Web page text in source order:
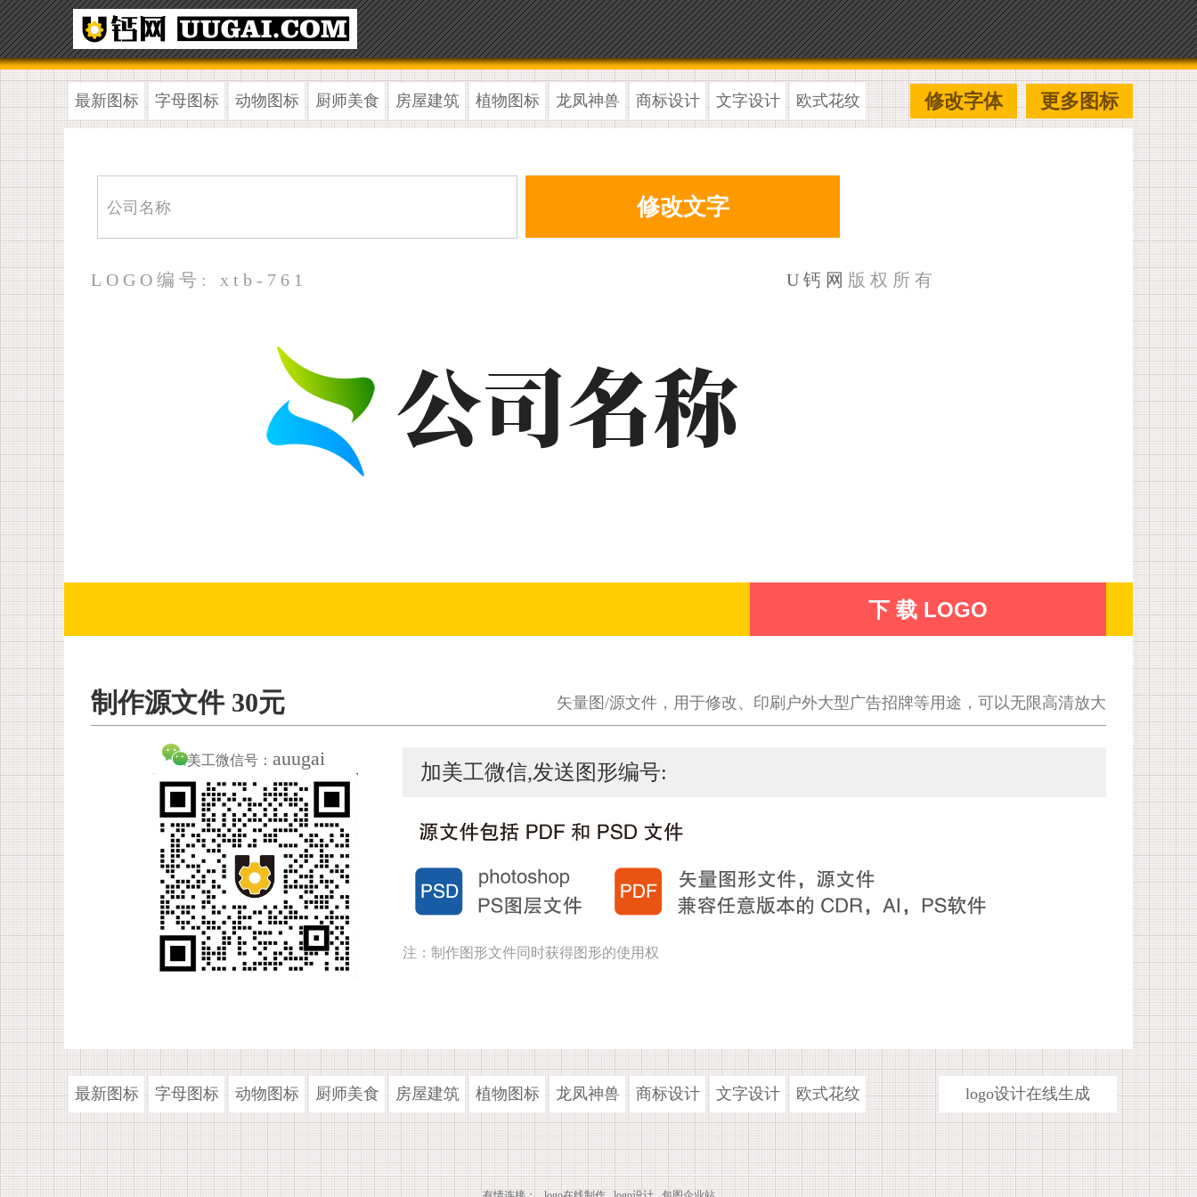
最新图标 字母图标 动物图标 厨师美食 房屋建筑 植物图标 龙凤神兽 商标设计 文字设计 欧式花纹 更多图标
修改字体
LOGO编号: xtb-761 U钙网 版权所有
下 载 LOGO
制作源文件 30元 矢量图/源文件，用于修改、印刷户外大型广告招牌等用途，可以无限高清放大
美工微信号： auugai
加美工微信,发送图形编号:
注：制作图形文件同时获得图形的使用权
最新图标 字母图标 动物图标 厨师美食 房屋建筑 植物图标 龙凤神兽 商标设计 文字设计 欧式花纹 logo设计在线生成